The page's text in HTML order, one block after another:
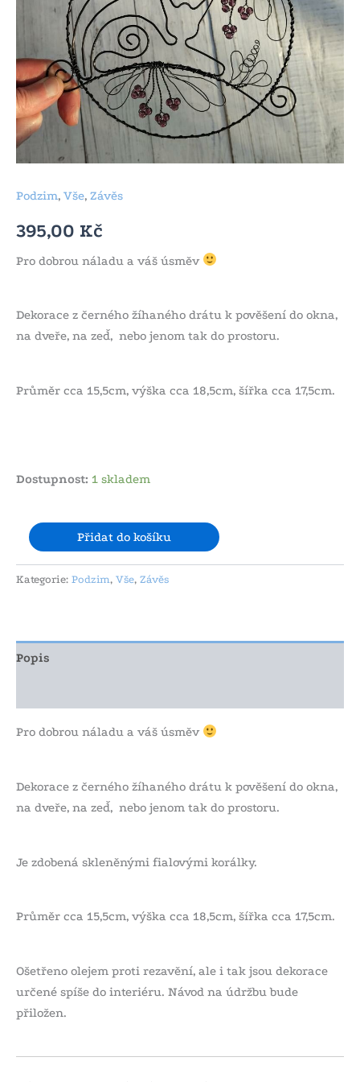
Podzim, Vše, Závěs
395,00 Kč
Pro dobrou náladu a váš úsměv
Dekorace z černého žíhaného drátu k pověšení do okna,
na dveře, na zeď, nebo jenom tak do prostoru.
Průměr cca 15,5cm, výška cca 18,5cm, šířka cca 17,5cm.
Dostupnost: 1 skladem
Přidat do košíku
Kategorie: Podzim, Vše, Závěs
Popis
Pro dobrou náladu a váš úsměv
Dekorace z černého žíhaného drátu k pověšení do okna,
na dveře, na zeď, nebo jenom tak do prostoru.
Je zdobená skleněnými fialovými korálky.
Průměr cca 15,5cm, výška cca 18,5cm, šířka cca 17,5cm.
Ošetřeno olejem proti rezavění, ale i tak jsou dekorace
určené spíše do interiéru. Návod na údržbu bude
přiložen.